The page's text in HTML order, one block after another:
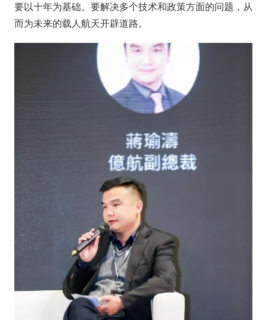
要以十年为基础。要解决多个技术和政策方面的问题，从
而为未来的载人航天开辟道路。